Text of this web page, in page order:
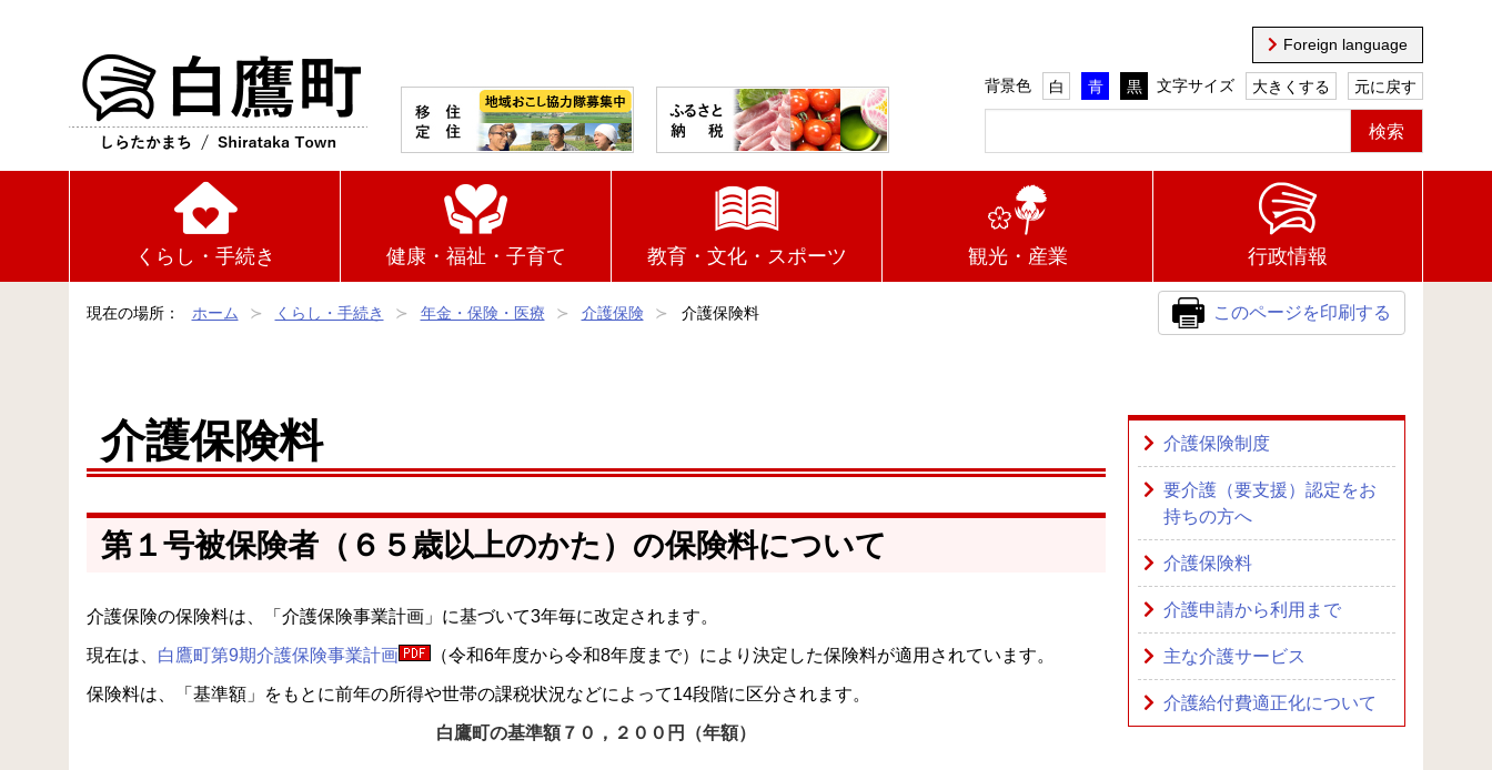
Foreign language
背景色 白 青 黒 文字サイズ 大きくする 元に戻す
くらし・手続き 健康・福祉・子育て 教育・文化・スポーツ 観光・産業 行政情報
現在の場所： ホーム くらし・手続き 年金・保険・医療 介護保険 介護保険料 このページを印刷する
介護保険料
第１号被保険者（６５歳以上のかた）の保険料について
介護保険の保険料は、「介護保険事業計画」に基づいて3年毎に改定されます。
現在は、 白鷹町第9期介護保険事業計画 （令和6年度から令和8年度まで）により決定した保険料が適用されています。
保険料は、「基準額」をもとに前年の所得や世帯の課税状況などによって14段階に区分されます。
白鷹町の基準額７０，２００円（年額）
介護保険制度
要介護（要支援）認定をお
持ちの方へ
介護保険料
介護申請から利用まで
主な介護サービス
介護給付費適正化について